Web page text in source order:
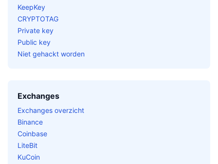
KeepKey
CRYPTOTAG
Private key
Public key
Niet gehackt worden
Exchanges
Exchanges overzicht
Binance
Coinbase
LiteBit
KuCoin